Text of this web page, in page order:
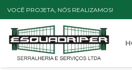
to
content
VOCÊ PROJETA, NÓS REALIZAMOS!